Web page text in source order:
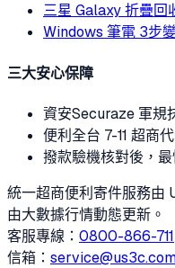
三星 Galaxy 折疊回
Windows 筆電 3步
三大安心保障
資安Securaze 軍規
便利全台 7-11 超商
撥款驗機核對後，
統一超商便利寄件服務由
由大數據行情動態更新。
客服專線： 0800-866-711
信箱：